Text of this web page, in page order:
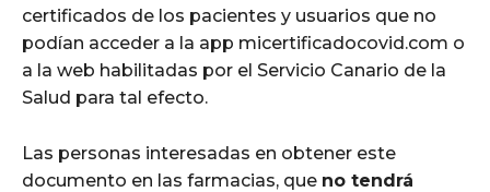
certificados de los pacientes y usuarios que no
podían acceder a la app micertificadocovid.com o
a la web habilitadas por el Servicio Canario de la
Salud para tal efecto.
Las personas interesadas en obtener este
documento en las farmacias, que no tendrá